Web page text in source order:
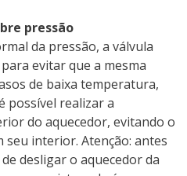
pressão
da pressão, a válvula
evitar que a mesma
de baixa temperatura,
possível realizar a
do aquecedor, evitando o
seu interior. Atenção: antes
desligar o aquecedor da